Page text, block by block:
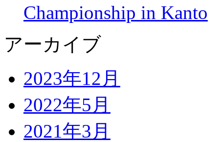
Championship in Kanto
アーカイブ
2023年12月
2022年5月
2021年3月